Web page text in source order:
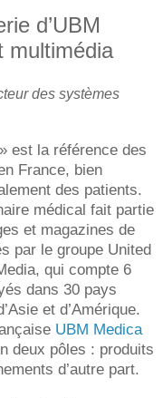
d’UBM
multimédia
des systèmes
est la référence des
France, bien
des patients.
médical fait partie
et magazines de
par le groupe United
qui compte 6
dans 30 pays
et d’Amérique.
UBM Medica
deux pôles : produits
d’autre part.